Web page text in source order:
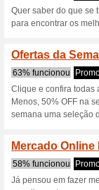
100%
E
para